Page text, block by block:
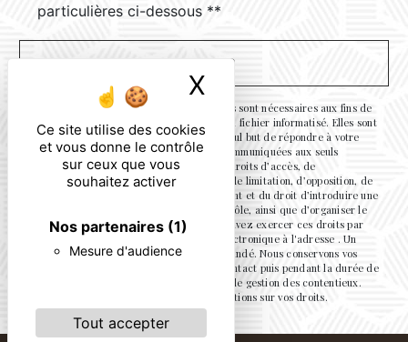
Ce site utilise des cookies
et vous donne le contrôle
sur ceux que vous
souhaitez activer
Nos partenaires (1)
Mesure d'audience
Tout accepter
X Masquer le
particulières ci-dessous **
ENVOYER
** Les données personnelles communiquées sont nécessaires aux fins de
vous contacter et sont enregistrées dans un fichier informatisé. Elles sont
destinées à et ses sous-traitants dans le seul but de répondre à votre
message. Les données collectées seront communiquées aux seuls
destinataires suivants: . Vous disposez de droits d’accès, de
rectification, d’effacement, de portabilité, de limitation, d’opposition, de
retrait de votre consentement à tout moment et du droit d’introduire une
réclamation auprès d’une autorité de contrôle, ainsi que d’organiser le
sort de vos données post-mortem. Vous pouvez exercer ces droits par
voie postale à l'adresse ou par courrier électronique à l'adresse . Un
justificatif d'identité pourra vous être demandé. Nous conservons vos
données pendant la période de prise de contact puis pendant la durée de
prescription légale aux fins probatoires et de gestion des contentieux.
Consultez le site cnil.fr pour plus d’informations sur vos droits.